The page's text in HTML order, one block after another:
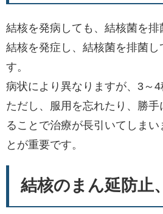
結核を発病しても、結核菌を排
結核を発症し、結核菌を排菌
す。
病状により異なりますが、3～
ただし、服用を忘れたり、勝
ることで治療が長引いてしま
とが重要です。
結核のまん延防止